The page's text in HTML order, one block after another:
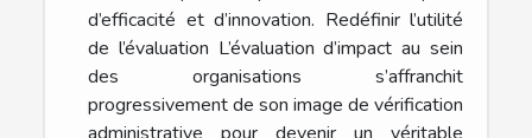
d’efficacité et d’innovation. Redéfinir l’utilité
de l’évaluation L’évaluation d’impact au sein
des organisations s’affranchit
progressivement de son image de vérification
administrative pour devenir un véritable